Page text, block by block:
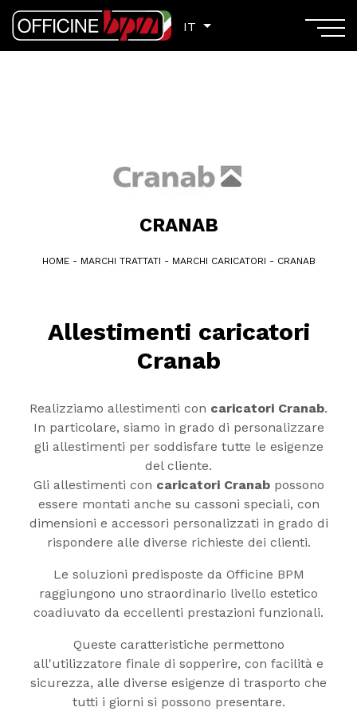
IT
CRANAB
HOME- MARCHI TRATTATI - MARCHI CARICATORI - CRANAB
Allestimenti caricatori
Cranab
Realizziamo allestimenti con caricatori Cranab.
In particolare, siamo in grado di personalizzare
gli allestimenti per soddisfare tutte le esigenze
del cliente.
Gli allestimenti con caricatori Cranabpossono
essere montati anche su cassoni speciali, con
dimensioni e accessori personalizzati in grado di
rispondere alle diverse richieste dei clienti.
Le soluzioni predisposte da Officine BPM
raggiungono uno straordinario livello estetico
coadiuvato da eccellenti prestazioni funzionali.
Queste caratteristiche permettono
all'utilizzatore finale di sopperire, con facilità e
sicurezza, alle diverse esigenze di trasporto che
tutti i giorni si possono presentare.